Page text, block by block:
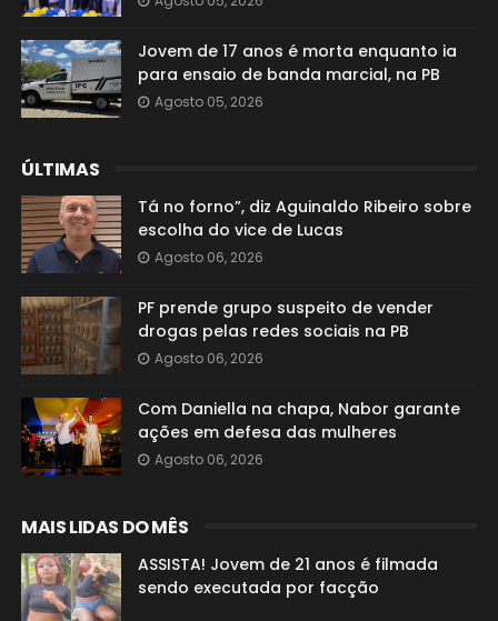
Jovem de 17 anos é morta enquanto ia
para ensaio de banda marcial, na PB
Agosto 05, 2026
ÚLTIMAS
Tá no forno”, diz Aguinaldo Ribeiro sobre
escolha do vice de Lucas
Agosto 06, 2026
PF prende grupo suspeito de vender
drogas pelas redes sociais na PB
Agosto 06, 2026
Com Daniella na chapa, Nabor garante
ações em defesa das mulheres
Agosto 06, 2026
MAIS LIDAS DO MÊS
ASSISTA! Jovem de 21 anos é filmada
sendo executada por facção